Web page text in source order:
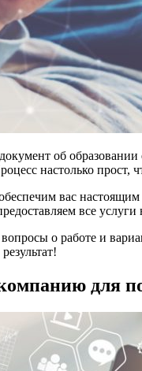
об
настолько прост,
вас
все услуги
о работе и
для